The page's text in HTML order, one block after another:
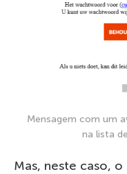
Mensagem com um
na lista
Mas, neste caso,